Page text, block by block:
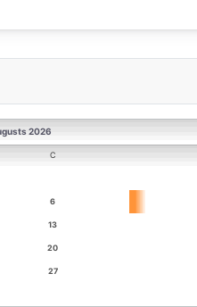
2026
C
6
13
20
27